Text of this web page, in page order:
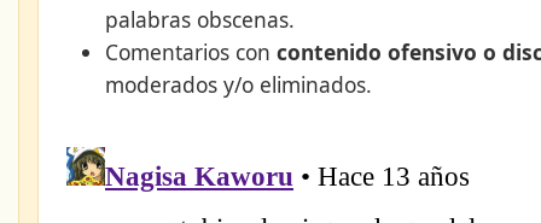
palabras obscenas.
Comentarios con contenido ofensivo o
moderados y/o eliminados.